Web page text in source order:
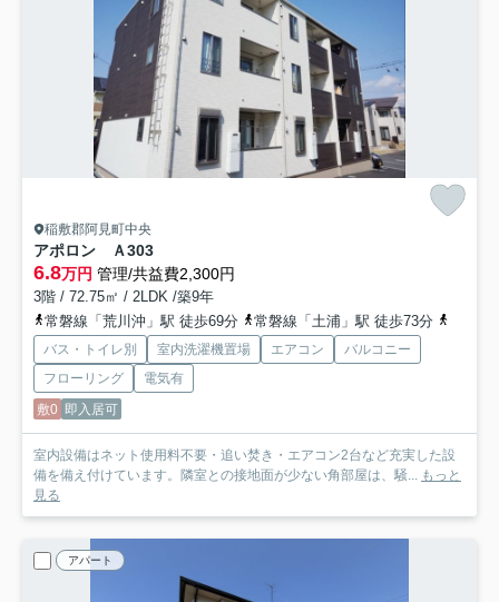
稲敷郡阿見町中央
アポロン Ａ303
6.8万円 管理/共益費2,300円
3階 / 72.75㎡ / 2LDK /築9年
常磐線「荒川沖」駅 徒歩69分
常磐線「土浦」駅 徒歩73分
バス・トイレ別 室内洗濯機置場 エアコン
バルコニー
フローリング
電気有
敷0 即入居可
室内設備はネット使用料不要・追い焚き・エアコン2台など充実した設
備を備え付けています。隣室との接地面が少ない角部屋は、騒... もっと
見る
アパート